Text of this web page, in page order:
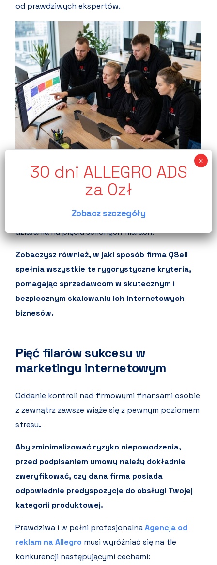
od prawdziwych ekspertów.
W tym artykule szczegółowo wyjaśnimy, na jakie
elementy należy zwrócić uwagę podczas
dobra agencja Allegro ADSmusi opierać swoje
działania na pięciu solidnych filarach.
Zobaczysz również, w jaki sposób firma QSell
spełnia wszystkie te rygorystyczne kryteria,
pomagając sprzedawcom w skutecznym i
bezpiecznym skalowaniu ich internetowych
biznesów.
Pięć filarów sukcesu w
marketingu internetowym
Oddanie kontroli nad firmowymi finansami osobie
z zewnątrz zawsze wiąże się z pewnym poziomem
stresu.
Aby zminimalizować ryzyko niepowodzenia,
przed podpisaniem umowy należy dokładnie
zweryfikować, czy dana firma posiada
odpowiednie predyspozycje do obsługi Twojej
kategorii produktowej.
Prawdziwa i w pełni profesjonalnaAgencja od
reklam na Allegro musi wyróżniać się na tle
konkurencji następującymi cechami:
Zobacz szczegóły